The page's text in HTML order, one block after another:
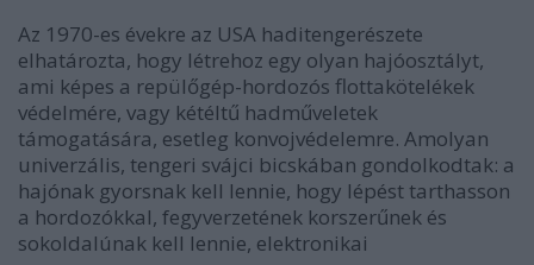
Az 1970-es évekre az USA haditengerészete
elhatározta, hogy létrehoz egy olyan hajóosztályt,
ami képes a repülőgép-hordozós flottakötelékek
védelmére, vagy kétéltű hadműveletek
támogatására, esetleg konvojvédelemre. Amolyan
univerzális, tengeri svájci bicskában gondolkodtak: a
hajónak gyorsnak kell lennie, hogy lépést tarthasson
a hordozókkal, fegyverzetének korszerűnek és
sokoldalúnak kell lennie, elektronikai